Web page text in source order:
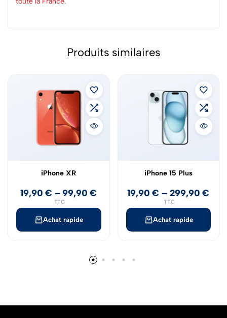
Produits similaires
Achat rapide
iPhone XR
19,90€ –99,90€
TTC
Achat rapide
iPhone 15 Plus
19,90€ – 299,90€
TTC